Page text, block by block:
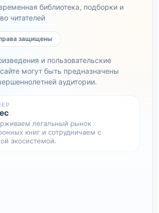
библиотека, подборки и
читателей
защищены
и пользовательские
могут быть предназначены
аудитории.
легальный рынок
книг и сотрудничаем с
экосистемой.